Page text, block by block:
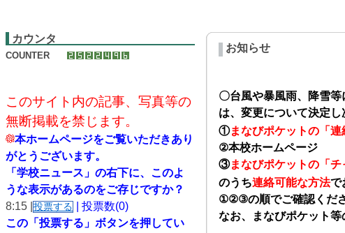
カウンタ
COUNTER
このサイト内の記事、写真等の
無断掲載を禁じます。
本ホームページをご覧いただきあり
がとうございます。
「学校ニュース」の右下に、このよ
うな表示があるのをご存じですか？
8:15 | 投票する
| 投票数(0)
この「投票する」ボタンを押してい
お知らせ
〇台風や暴風雨、 降雪等
は、変更について決定し
①まなびポケットの「連
②本校ホームページ
③まなびポケットの「チ
のうち連絡可能な方法で
①②③の順でご確認くだ
なお、まなびポケット等